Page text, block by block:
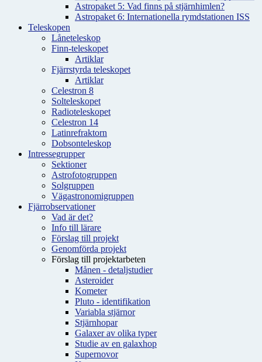
Astropaket 5: Vad finns på stjärnhimlen?
Astropaket 6: Internationella rymdstationen ISS
Teleskopen
Låneteleskop
Finn-teleskopet
Artiklar
Fjärrstyrda teleskopet
Artiklar
Celestron 8
Solteleskopet
Radioteleskopet
Celestron 14
Latinrefraktorn
Dobsonteleskop
Intressegrupper
Sektioner
Astrofotogruppen
Solgruppen
Vägastronomigruppen
Fjärrobservationer
Vad är det?
Info till lärare
Förslag till projekt
Genomförda projekt
Förslag till projektarbeten
Månen - detaljstudier
Asteroider
Kometer
Pluto - identifikation
Variabla stjärnor
Stjärnhopar
Galaxer av olika typer
Studie av en galaxhop
Supernovor